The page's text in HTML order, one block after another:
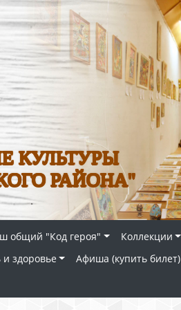
КУЛЬТУРЫ
РАЙОНА"
общий "Код героя"
Коллекции
и здоровье
Афиша (купить билет)